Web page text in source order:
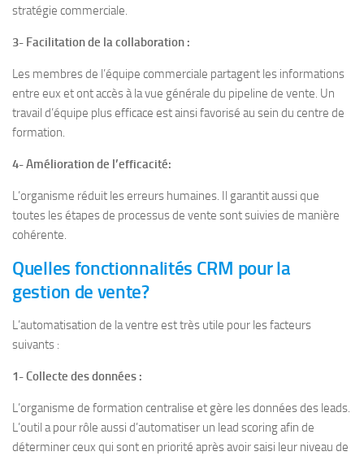
stratégie commerciale.
3- Facilitation de la collaboration :
Les membres de l’équipe commerciale partagent les informations
entre eux et ont accès à la vue générale du pipeline de vente. Un
travail d’équipe plus efficace est ainsi favorisé au sein du centre de
formation.
4- Amélioration de l’efficacité:
L’organisme réduit les erreurs humaines. Il garantit aussi que
toutes les étapes de processus de vente sont suivies de manière
cohérente.
Quelles fonctionnalités CRM pour la
gestion de vente?
L’automatisation de la ventre est très utile pour les facteurs
suivants :
1- Collecte des données :
L’organisme de formation centralise et gère les données des leads.
L’outil a pour rôle aussi d’automatiser un lead scoring afin de
déterminer ceux qui sont en priorité après avoir saisi leur niveau de